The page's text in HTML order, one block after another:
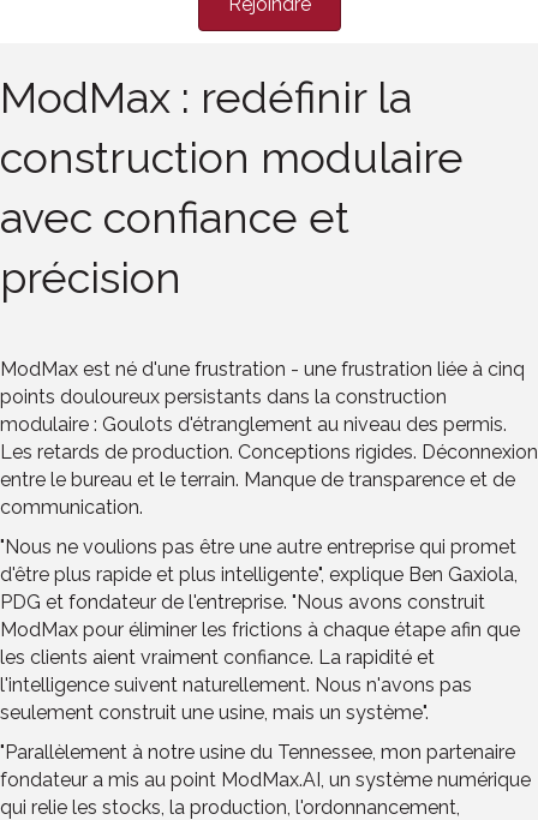
ModMax : redéfinir la
construction modulaire
avec confiance et
précision
ModMax est né d'une frustration - une frustration liée à cinq
points douloureux persistants dans la construction
modulaire : Goulots d'étranglement au niveau des permis.
Les retards de production. Conceptions rigides. Déconnexion
entre le bureau et le terrain. Manque de transparence et de
communication.
"Nous ne voulions pas être une autre entreprise qui promet
d'être plus rapide et plus intelligente", explique Ben Gaxiola,
PDG et fondateur de l'entreprise. "Nous avons construit
ModMax pour éliminer les frictions à chaque étape afin que
les clients aient vraiment confiance. La rapidité et
l'intelligence suivent naturellement. Nous n'avons pas
seulement construit une usine, mais un système".
"Parallèlement à notre usine du Tennessee, mon partenaire
fondateur a mis au point ModMax.AI, un système numérique
qui relie les stocks, la production, l'ordonnancement,